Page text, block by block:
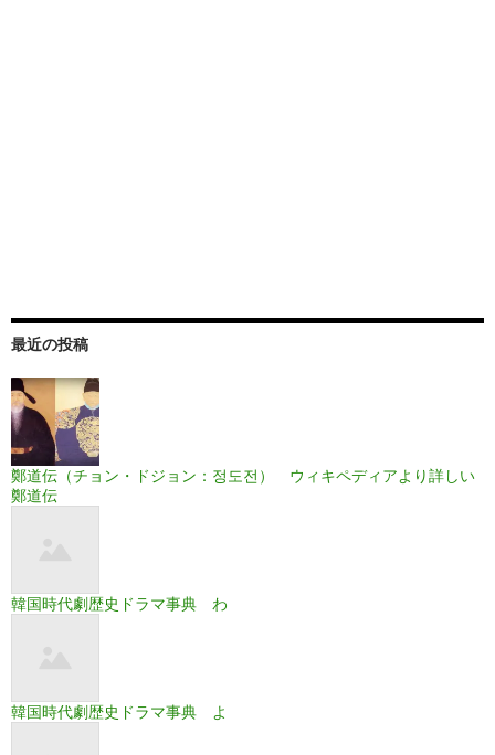
最近の投稿
鄭道伝（チョン・ドジョン：정도전） ウィキペディアより詳しい
鄭道伝
韓国時代劇歴史ドラマ事典 わ
韓国時代劇歴史ドラマ事典 よ